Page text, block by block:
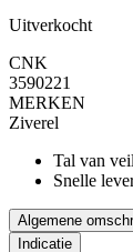
Uitverkocht
CNK
3590221
MERKEN
Ziverel
Tal van
Snelle
Algemene
Indicatie